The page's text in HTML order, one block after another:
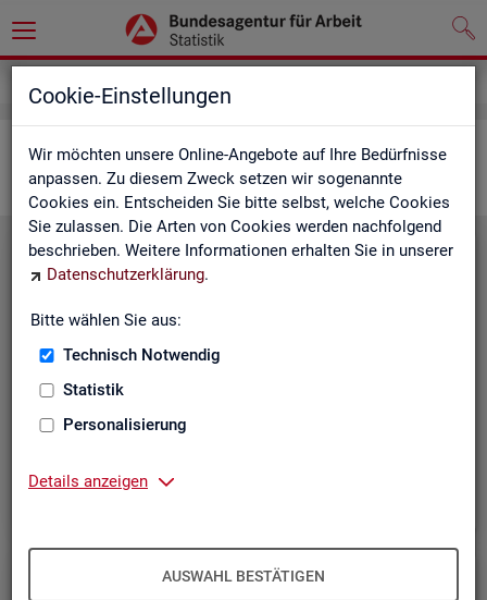
Cookie-Einstellungen
Wir möchten unsere Online-Angebote auf Ihre Bedürfnisse
anpassen. Zu diesem Zweck setzen wir sogenannte
Cookies ein. Entscheiden Sie bitte selbst, welche Cookies
Sie zulassen. Die Arten von Cookies werden nachfolgend
beschrieben. Weitere Informationen erhalten Sie in unserer
Datenschutzerklärung.
Bitte wählen Sie aus:
Technisch Notwendig
Statistik
Personalisierung
Details anzeigen
AUSWAHL BESTÄTIGEN
Ar­beits­markt im Über­blick
Eck­wer­te Ar­beits­markt
Eck­wer­te Ar­beits­markt
Eck­wer­te Fach­sta­tis­ti­ken